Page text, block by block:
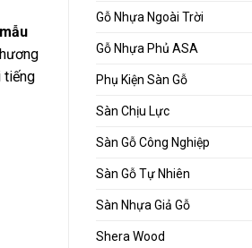
mẫu
tiếng
Gỗ Nhựa Ngoài Trời
Gỗ Nhựa Phủ ASA
Phụ Kiện Sàn Gỗ
Sàn Chịu Lực
Sàn Gỗ Công Nghiệp
Sàn Gỗ Tự Nhiên
Sàn Nhựa Giả Gỗ
Shera Wood